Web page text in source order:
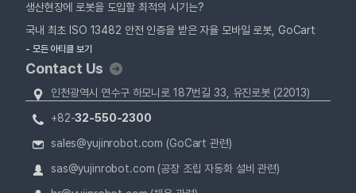
생산현장에 로봇을 도입할 최적의 시기는?
국내 최초 ISO 13482 안전 인증을 받은 자율 모바일 로봇, GoCart
- 모든 아티클 보기
Contact Us
인천광역시 연수구 하모니로 187번길 33, 유진로봇 (22013)
+82-32-550-2300
sales@yujinrobot.com (GoCart 관련)
sas@yujinrobot.com (공장 조립 자동화 설비 관련)